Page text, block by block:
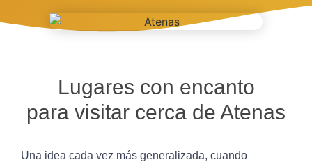
Lugares con encanto
para visitar cerca de Atenas
Una idea cada vez más generalizada, cuando